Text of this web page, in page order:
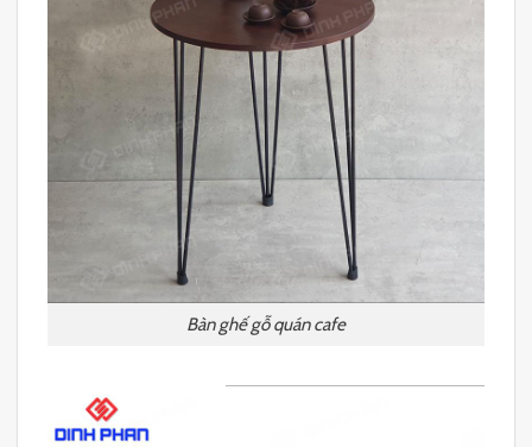
Bàn ghế gỗ quán cafe